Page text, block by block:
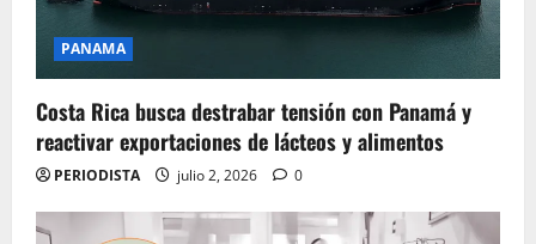
PANAMA
Costa Rica busca destrabar tensión con Panamá y
reactivar exportaciones de lácteos y alimentos
PERIODISTA julio 2, 2026 0